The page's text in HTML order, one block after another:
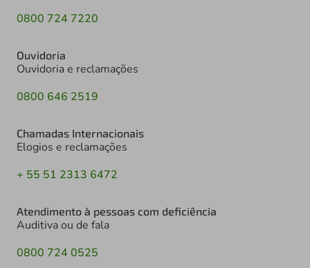
0800 724 7220
Ouvidoria
Ouvidoria e reclamações
0800 646 2519
Chamadas Internacionais
Elogios e reclamações
+ 55 51 2313 6472
Atendimento à pessoas com deficiência
Auditiva ou de fala
0800 724 0525